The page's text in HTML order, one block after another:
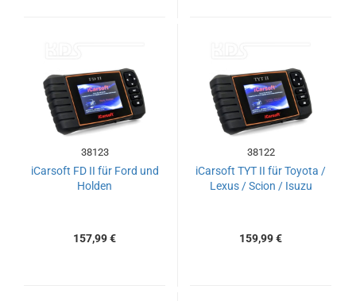
38123
iCarsoft FD II für Ford und
Holden
157,99 €
38122
iCarsoft TYT II für Toyota /
Lexus / Scion / Isuzu
159,99 €